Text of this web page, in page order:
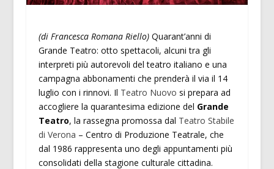
(di Francesca Romana Riello)Quarant’anni di
Grande Teatro: otto spettacoli, alcuni tra gli
interpreti più autorevoli del teatro italiano e una
campagna abbonamenti che prenderà il via il 14
luglio con i rinnovi. Il Teatro Nuovo si prepara ad
accogliere la quarantesima edizione del Grande
Teatro, la rassegna promossa dal Teatro Stabile
di Verona – Centro di Produzione Teatrale, che
dal 1986 rappresenta uno degli appuntamenti più
consolidati della stagione culturale cittadina.